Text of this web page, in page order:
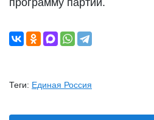
программу партии.
Теги: Единая Россия